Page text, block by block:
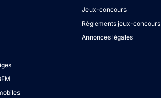
Jeux-concours
Règlements jeux-concours
Annonces légales